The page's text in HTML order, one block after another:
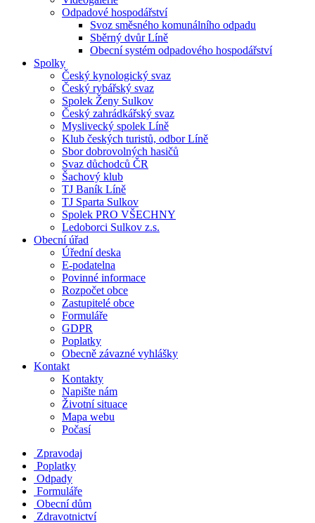
Odpadové hospodářství
Svoz směsného komunálního odpadu
Sběrný dvůr Líně
Obecní systém odpadového hospodářství
Spolky
Český kynologický svaz
Český rybářský svaz
Spolek Ženy Sulkov
Český zahrádkářský svaz
Myslivecký spolek Líně
Klub českých turistů, odbor Líně
Sbor dobrovolných hasičů
Svaz důchodců ČR
Šachový klub
TJ Baník Líně
TJ Sparta Sulkov
Spolek PRO VŠECHNY
Ledoborci Sulkov z.s.
Obecní úřad
Úřední deska
E-podatelna
Povinné informace
Rozpočet obce
Zastupitelé obce
Formuláře
GDPR
Poplatky
Obecně závazné vyhlášky
Kontakt
Kontakty
Napište nám
Životní situace
Mapa webu
Počasí
Zpravodaj
Poplatky
Odpady
Formuláře
Obecní dům
Zdravotnictví